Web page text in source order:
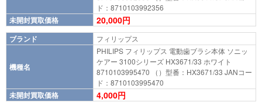
ド：8710103992356
未開封買取価格 20,000円
ブランド フィリップス
機種名
PHILIPS フィリップス 電動歯ブラシ本体 ソニッ
ケアー 3100シリーズ HX3671/33 ホワイト
8710103995470 （）型番：HX3671/33 JANコー
ド：8710103995470
未開封買取価格 4,000円